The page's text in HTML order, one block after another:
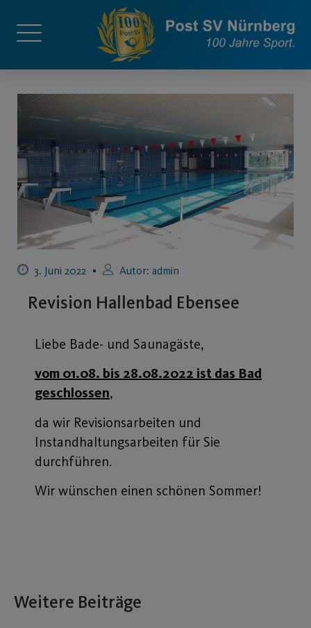
3. Juni 2022 Autor: admin
Revision Hallenbad Ebensee
Liebe Bade- und Saunagäste,
vom 01.08. bis 28.08.2022 ist das Bad
geschlossen,
da wir Revisionsarbeiten und
Instandhaltungsarbeiten für Sie
durchführen.
Wir wünschen einen schönen Sommer!
Weitere Beiträge